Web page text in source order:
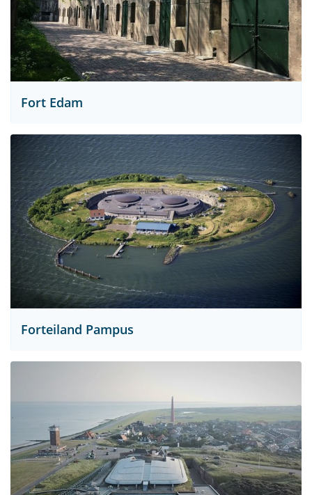
Fort Edam
Forteiland Pampus